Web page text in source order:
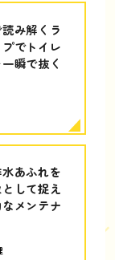
み解くラ
でトイレ
瞬で抜く
あふれを
して捉え
メンテナ